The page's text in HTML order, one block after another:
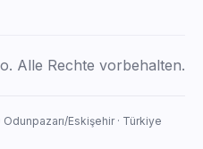
Alle Rechte vorbehalten.
Eskişehir · Türkiye